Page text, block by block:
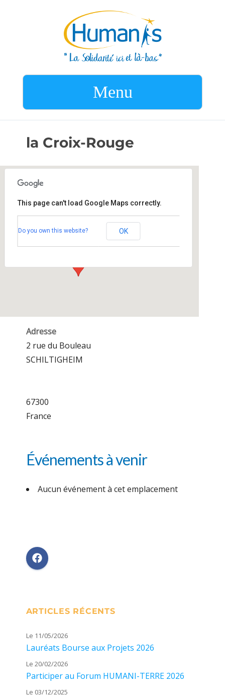
Menu
la Croix-Rouge
2 rue du Bouleau - SCHILTIGHEIM
This page can't load Google Maps correctly.
Do you own this website? OK
Adresse
2 rue du Bouleau
SCHILTIGHEIM
67300
France
Événements à venir
Aucun événement à cet emplacement
ARTICLES RÉCENTS
Le 11/05/2026
Lauréats Bourse aux Projets 2026
Le 20/02/2026
Participer au Forum HUMANI-TERRE 2026
Le 03/12/2025